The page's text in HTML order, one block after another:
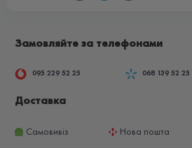
Замовляйте за телефонами
095 229 52 25 068 139 52 25
Доставка
Самовивіз Нова пошта